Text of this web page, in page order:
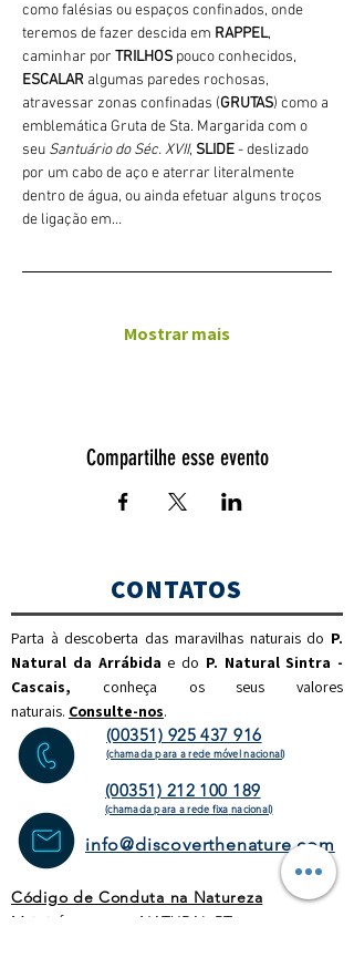
como falésias ou espaços confinados, onde
teremos de fazer descida em RAPPEL,
caminhar por TRILHOS pouco conhecidos,
ESCALAR algumas paredes rochosas,
atravessar zonas confinadas (GRUTAS) como a
emblemática Gruta de Sta. Margarida com o
seu Santuário do Séc. XVII, SLIDE - deslizado
por um cabo de aço e aterrar literalmente
dentro de água, ou ainda efetuar alguns troços
de ligação em…
Mostrar mais
Compartilhe esse evento
CONTATOS
Parta à descoberta das maravilhas naturais do P.
Natural da Arrábida e do P. Natural Sintra -
Cascais, conheça os seus valores
naturais. Consulte-nos.
(00351) 925 437 916
(chamada para a rede móvel nacional)
(00351) 212 100 189
(chamada para a rede fixa nacional)
info@discoverthenature.com
Código de Conduta na Natureza
Mais informações: NATURAL .PT